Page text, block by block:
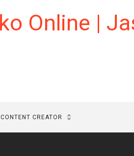
CONTENT CREATOR